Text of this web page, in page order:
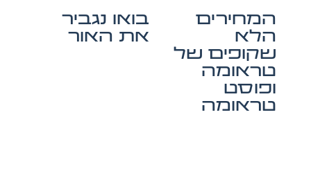
המחירים
הלא
שקופים של
טראומה
ופוסט
טראומה
בואו נגביר
את האור